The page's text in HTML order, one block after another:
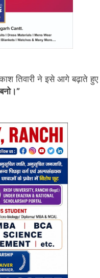
तिवारी ने इसे आगे बढ़ाते